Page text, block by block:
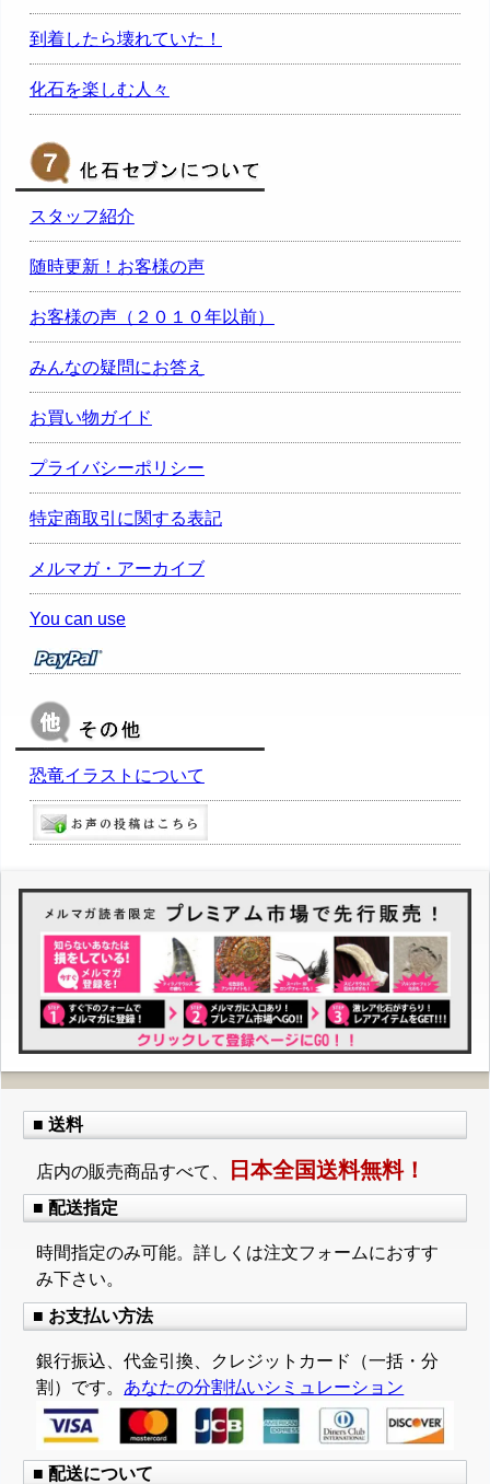
到着したら壊れていた！
化石を楽しむ人々
スタッフ紹介
随時更新！お客様の声
お客様の声（２０１０年以前）
みんなの疑問にお答え
お買い物ガイド
プライバシーポリシー
特定商取引に関する表記
メルマガ・アーカイブ
You can use
恐竜イラストについて
■ 送料
店内の販売商品すべて、 日本全国送料無料！
■ 配送指定
時間指定のみ可能。詳しくは注文フォームにおすす
み下さい。
■ お支払い方法
銀行振込、代金引換、クレジットカード（一括・分
割）です。 あなたの分割払いシミュレーション
■ 配送について